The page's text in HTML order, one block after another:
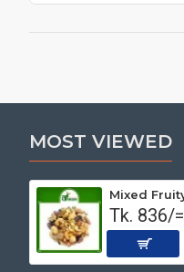
MOST VIEWED
Tk. 836/=